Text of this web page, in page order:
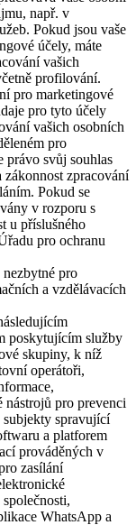
např. v
Pokud jsou vaše
účely, máte
vašich
profilování.
pro marketingové
pro tyto účely
vašich osobních
pro
právo svůj souhlas
zpracování
Pokud se
v rozporu s
u příslušného
pro ochranu
pro
a vzdělávacích
poskytujícím služby
skupiny, k níž
operátoři,
nástrojů pro prevenci
spravující
a platforem
prováděných v
zasílání
WhatsApp a